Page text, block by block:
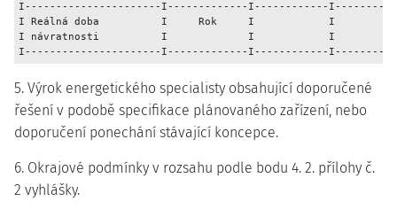
I----------------------I-------------I------------
I Reálná doba          I     Rok     I            I
I návratnosti          I             I            I
5. Výrok energetického specialisty obsahující doporučené
řešení v podobě specifikace plánovaného zařízení, nebo
doporučení ponechání stávající koncepce.
6. Okrajové podmínky v rozsahu podle bodu 4. 2. přílohy č.
2 vyhlášky.